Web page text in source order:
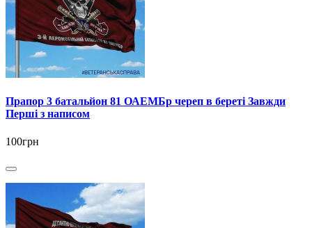
Прапор 3 батальйон 81 ОАЕМБр череп в береті Завжди
Перші з написом
100грн